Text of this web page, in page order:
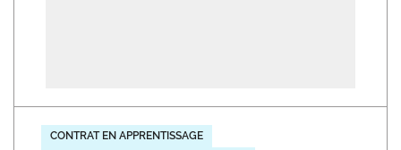
CONTRAT EN APPRENTISSAGE